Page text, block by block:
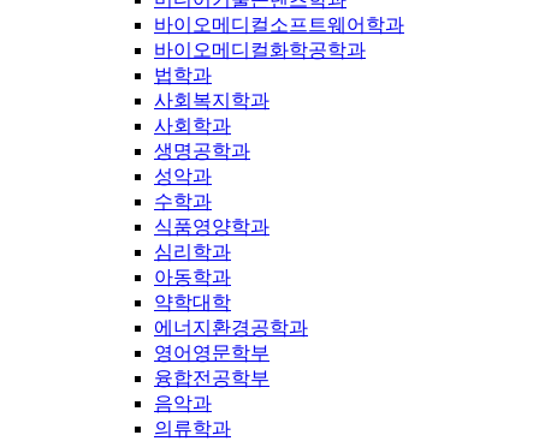
바이오메디컬소프트웨어학과
바이오메디컬화학공학과
법학과
사회복지학과
사회학과
생명공학과
성악과
수학과
식품영양학과
심리학과
아동학과
약학대학
에너지환경공학과
영어영문학부
융합전공학부
음악과
의류학과